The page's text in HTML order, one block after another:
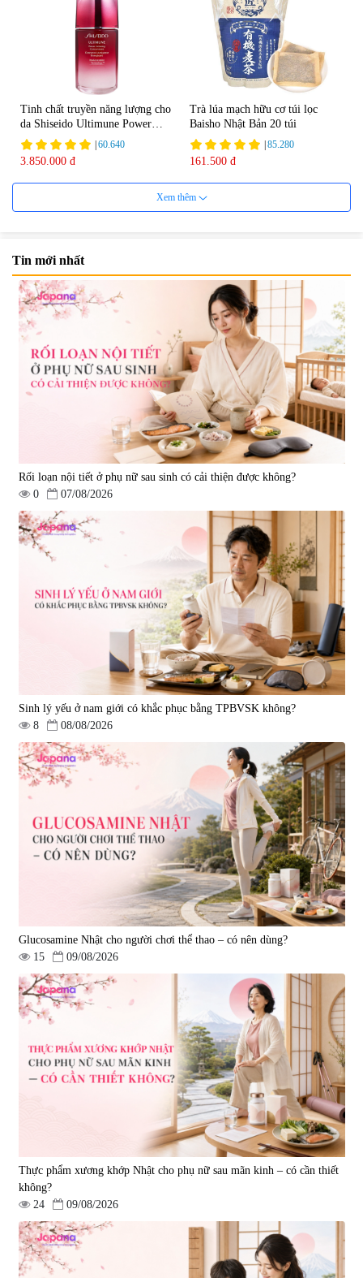
Tinh chất truyền năng lượng cho
da Shiseido Ultimune Power
75ml
60.640
3.850.000 đ
Trà lúa mạch hữu cơ túi lọc
Baisho Nhật Bản 20 túi
85.280
161.500 đ
Viên uống bổ não Ribeto Shoji
Ichoha Ekisu Plus - 90 viên
57.920
1.450.000 đ
Viên nang uống cải thiện thị lực,
trí nhớ DHA + EPA + Flaxseed
Oil 30 viên/gói - Date 02/2027
|52.346
225.000 đ
Tẩy tế bào chết Nichiei Bussan
Nano NMN+ Peeling Gel
1.490.000 đ
Viên uống hỗ trợ bền thành
mạch, ngừa tai biến Elastin Plus
& Nattokinase Hokoen 80 viên
|0
980.000 đ
Viên uống bổ gan Ribeto Shoji
Hepaclean 60 viên
690.000 đ
Viên uống hỗ trợ cải thiện thoát
vị đĩa đệm Kyoto Has 30 viên
|14.560
1.600.000 đ
Viên uống hỗ trợ giấc ngủ Fujina
Sleepy Nhật Bản 80 viên
Viên uống phòng ngừa & hỗ trợ
điều trị đột quỵ Biken Kinase
Gold 60 viên
|0
1.570.000 đ
Xem thêm
Tin mới nhất
Rối loạn nội tiết ở phụ nữ sau sinh có cải thiện được không?
0
07/08/2026
Sinh lý yếu ở nam giới có khắc phục bằng TPBVSK không?
8
08/08/2026
Glucosamine Nhật cho người chơi thể thao – có nên dùng?
15
09/08/2026
Thực phẩm xương khớp Nhật cho phụ nữ sau mãn kinh – có cần thiết
không?
24
09/08/2026